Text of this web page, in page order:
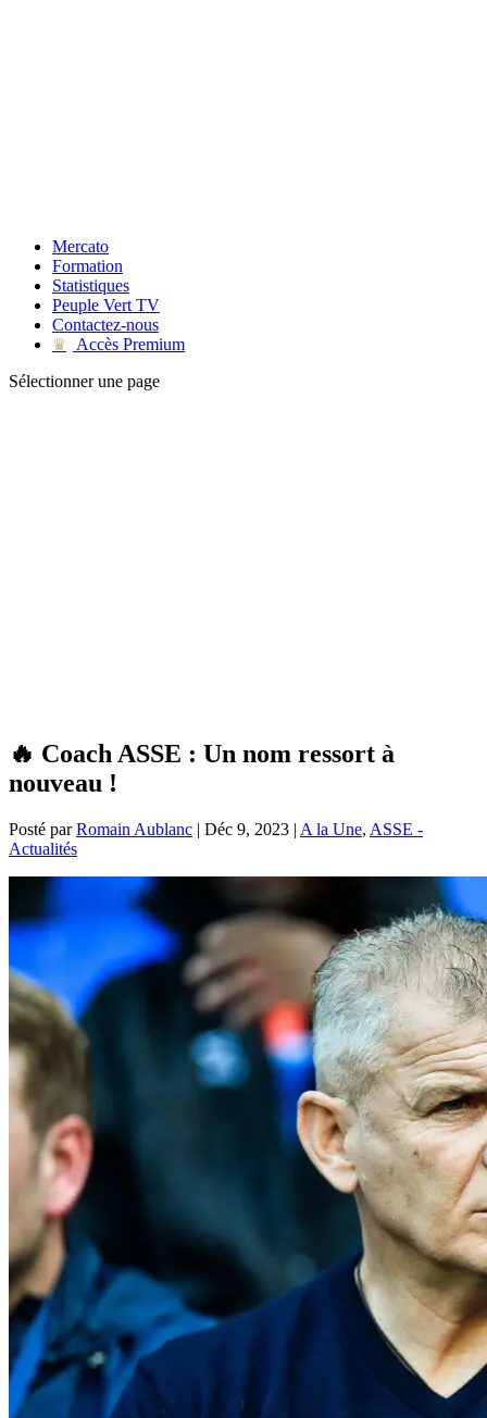
Mercato
Formation
Statistiques
Peuple Vert TV
Contactez-nous
♛
Accès Premium
Sélectionner une page
🔥 Coach ASSE : Un nom ressort à
nouveau !
Posté parRomain Aublanc | Déc 9, 2023 | A la Une, ASSE -
Actualités